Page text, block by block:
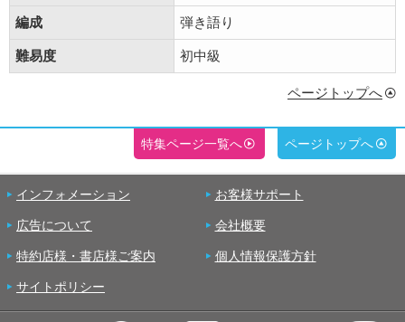
編成 弾き語り
難易度 初中級
ページトップへ
特集ページ一覧へ ページトップへ
インフォメーション お客様サポート
広告について 会社概要
特約店様・書店様ご案内 個人情報保護方針
サイトポリシー